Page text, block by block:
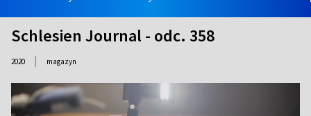
Schlesien Journal - odc. 358
2020 | magazyn